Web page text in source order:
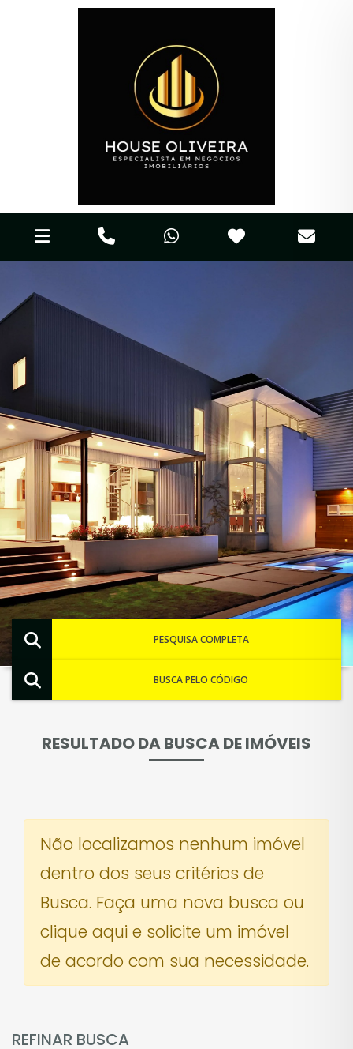
PESQUISA COMPLETA
BUSCA PELO CÓDIGO
RESULTADO DA BUSCA DE IMÓVEIS
Não localizamos nenhum imóvel
dentro dos seus critérios de
Busca. Faça uma nova busca ou
clique aqui e solicite um imóvel
de acordo com sua necessidade.
REFINAR BUSCA